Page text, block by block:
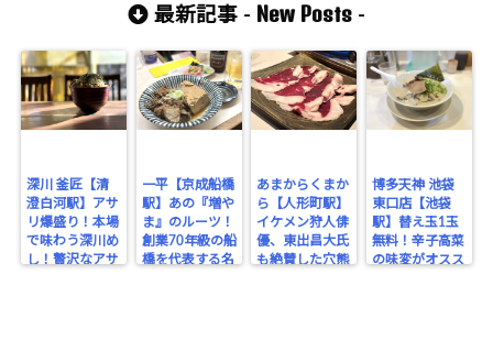
瀬に背脂に溺れ
た記録…！
た件。
最新記事 - New Posts -
深川 釜匠【清
澄白河駅】アサ
リ爆盛り！本場
で味わう深川め
し！贅沢なアサ
一平【京成船橋
駅】あの『増や
ま』のルーツ！
創業70年級の船
橋を代表する名
あまからくまか
ら【人形町駅】
イケメン狩人俳
優、東出昌大氏
も絶賛した穴熊
博多天神 池袋
東口店【池袋
駅】替え玉1玉
無料！辛子高菜
の味変がオスス